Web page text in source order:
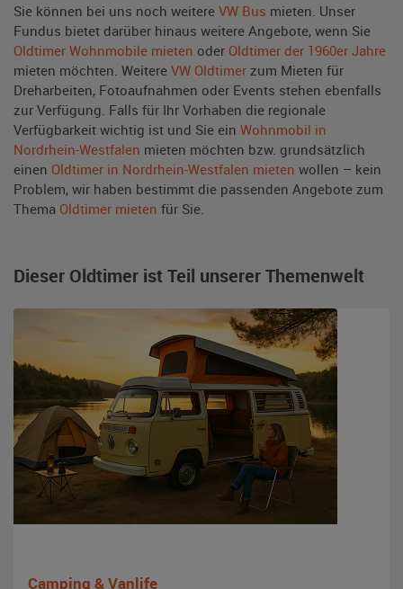
Sie können bei uns noch weitere VW Bus mieten. Unser
Fundus bietet darüber hinaus weitere Angebote, wenn Sie
Oldtimer Wohnmobile mieten oder Oldtimer der 1960er Jahre
mieten möchten. Weitere VW Oldtimer zum Mieten für
Dreharbeiten, Fotoaufnahmen oder Events stehen ebenfalls
zur Verfügung. Falls für Ihr Vorhaben die regionale
Verfügbarkeit wichtig ist und Sie ein Wohnmobil in
Nordrhein-Westfalen mieten möchten bzw. grundsätzlich
einen Oldtimer in Nordrhein-Westfalen mieten wollen – kein
Problem, wir haben bestimmt die passenden Angebote zum
Thema Oldtimer mieten für Sie.
Dieser Oldtimer ist Teil unserer Themenwelt
Camping & Vanlife